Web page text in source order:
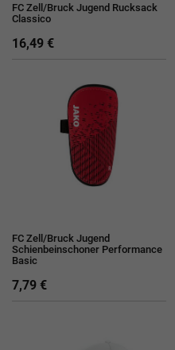
FC Zell/Bruck Jugend Rucksack
Classico
16,49 €
FC Zell/Bruck Jugend
Schienbeinschoner Performance
Basic
7,79 €